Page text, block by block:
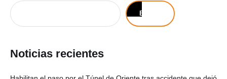
Buscar
Noticias recientes